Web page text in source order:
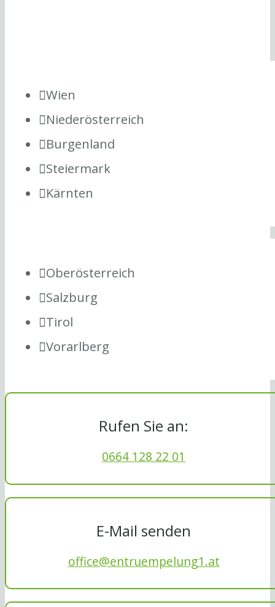
Wien
Niederösterreich
Burgenland
Steiermark
Kärnten
Oberösterreich
Salzburg
Tirol
Vorarlberg
Rufen Sie an:
0664 128 22 01
E-Mail senden
office@entruempelung1.at